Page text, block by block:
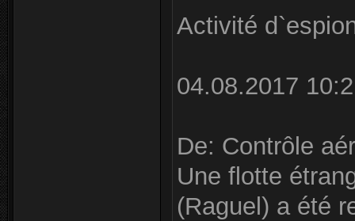
Activité
04.08.2017
De: Contrôle
Une flotte
(Raguel) a été